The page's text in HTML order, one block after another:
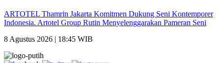
ARTOTEL Thamrin Jakarta Komitmen Dukung Seni Kontemporer
Indonesia. Artotel Group Rutin Menyelenggarakan Pameran Seni
8 Agustus 2026 | 18:45 WIB